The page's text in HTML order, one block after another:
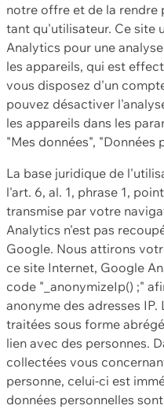
notre offre et de la rendre
tant qu'utilisateur. Ce site
Analytics pour une
les appareils, qui est
vous disposez d'un
pouvez désactiver
les appareils dans les
"Mes données", "Données
La base juridique de
l'art. 6, al. 1, phrase 1,
transmise par votre
Analytics n'est pas
Google. Nous attirons
ce site Internet, Google
code "_anonymizeIp() ;"
anonyme des adresses IP.
traitées sous forme
lien avec des personnes.
collectées vous
personne, celui-ci est
données personnelles